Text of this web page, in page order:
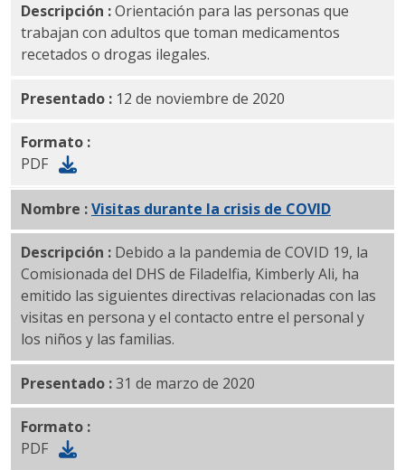
Descripción :Orientación para las personas que
trabajan con adultos que toman medicamentos
recetados o drogas ilegales.
Presentado : 12 de noviembre de 2020
Formato :
PDF
Nombre :Visitas durante la crisis de COVIDPDF
Descripción : Debido a la pandemia de COVID 19, la
Comisionada del DHS de Filadelfia, Kimberly Ali, ha
emitido las siguientes directivas relacionadas con las
visitas en persona y el contacto entre el personal y
los niños y las familias.
Presentado :31 de marzo de 2020
Formato :
PDF